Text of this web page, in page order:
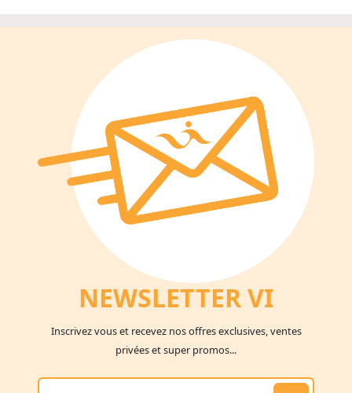
NEWSLETTER VI
Inscrivez vous et recevez nos offres exclusives, ventes
privées et super promos...